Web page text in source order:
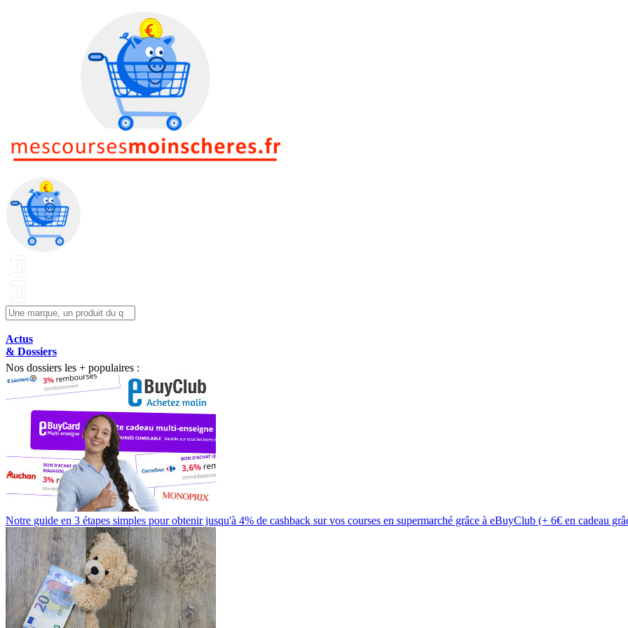
Actus
& Dossiers
Nos dossiers les + populaires :
Notre guide en 3 étapes simples pour obtenir jusqu'à 4% de cashback sur vos courses en supermarché grâce à eBuyClub (+ 6€ en cadeau